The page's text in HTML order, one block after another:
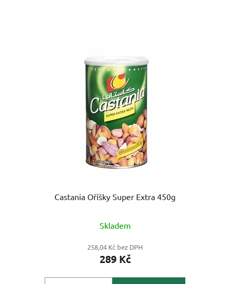
Castania Oříšky Super Extra 450g
Skladem
258,04 Kč bez DPH
289 Kč